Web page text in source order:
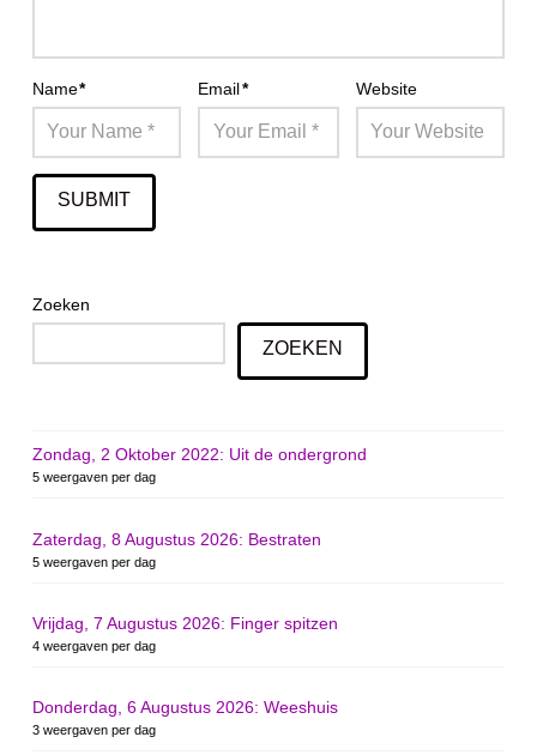
Name* Email* Website
Zoeken
ZOEKEN
Zondag, 2 Oktober 2022: Uit de ondergrond
5 weergaven per dag
Zaterdag, 8 Augustus 2026: Bestraten
5 weergaven per dag
Vrijdag, 7 Augustus 2026: Finger spitzen
4 weergaven per dag
Donderdag, 6 Augustus 2026: Weeshuis
3 weergaven per dag